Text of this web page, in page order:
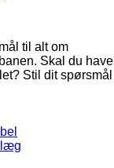
til alt om
Skal du have
Stil dit spørsmål